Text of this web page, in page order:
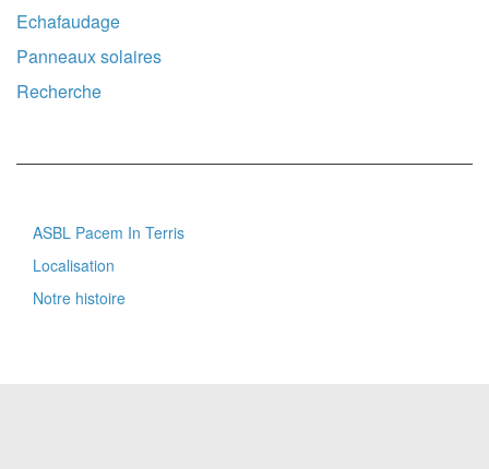
Echafaudage
Panneaux solaires
Recherche
Footer
menu
ASBL Pacem In Terris
Localisation
Notre histoire